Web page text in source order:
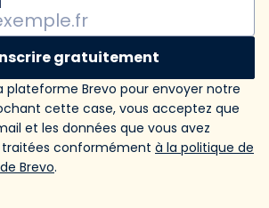
gratuitement
plateforme Brevo pour envoyer notre
cette case, vous acceptez que
et les données que vous avez
traitées conformément à la politique de
Brevo.